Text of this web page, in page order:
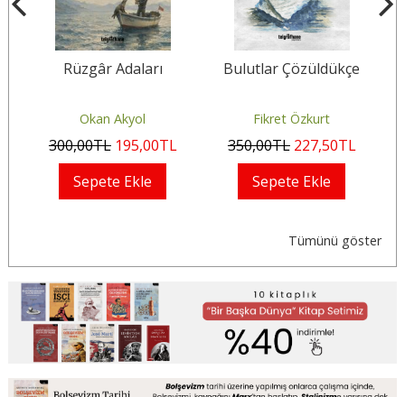
Rüzgâr Adaları
Okan Akyol
300,00TL 195,00TL
Sepete Ekle
Bulutlar Çözüldükçe
Fikret Özkurt
350,00TL 227,50TL
Sepete Ekle
Tümünü göster